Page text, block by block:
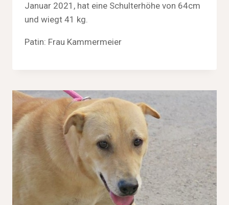
Januar 2021, hat eine Schulterhöhe von 64cm
und wiegt 41 kg.
Patin: Frau Kammermeier